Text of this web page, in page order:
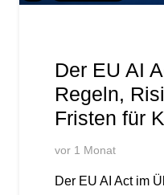
Der EU AI
Regeln,
Fristen für
vor 1 Monat
Der EU AI Act im